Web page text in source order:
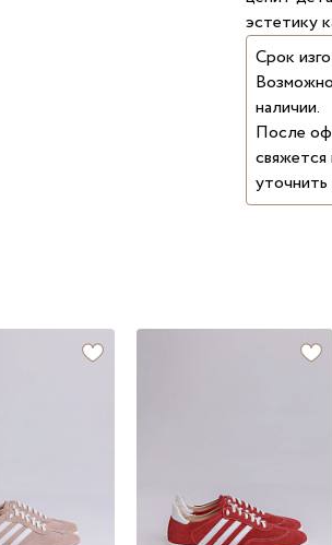
эстетику
Срок
наличии.
После